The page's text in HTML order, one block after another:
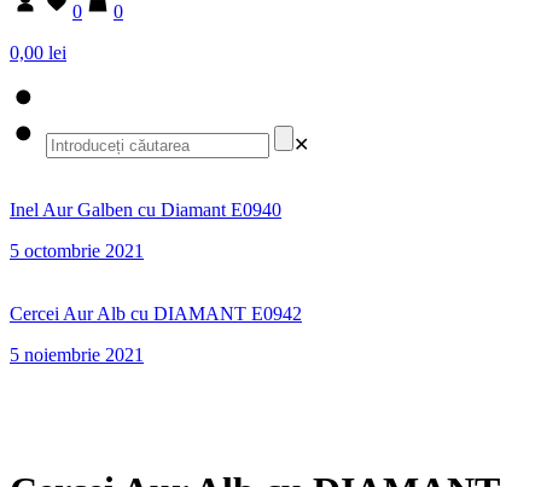
0
0
0,00 lei
✕
Inel Aur Galben cu Diamant E0940
5 octombrie 2021
Cercei Aur Alb cu DIAMANT E0942
5 noiembrie 2021